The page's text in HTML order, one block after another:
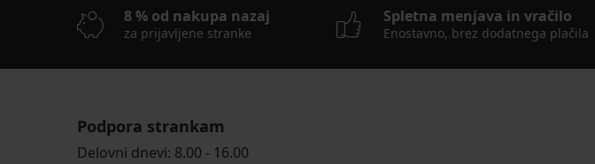
8 % od nakupa nazaj
za prijavljene stranke
Spletna menjava in vračilo
Enostavno, brez dodatnega plačila
Podpora strankam
Delovni dnevi: 8.00 - 16.00